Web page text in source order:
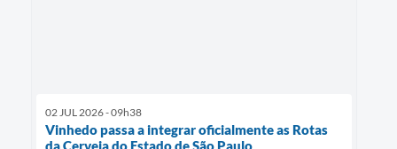
02 JUL 2026 - 09h38
Vinhedo passa a integrar oficialmente as Rotas
da Cerveja do Estado de São Paulo